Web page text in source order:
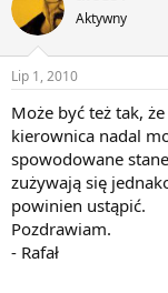
Aktywny
Lip 1, 2010
Może być też tak,
kierownica nadal
spowodowane
zużywają się
powinien ustąpić.
Pozdrawiam.
- Rafał